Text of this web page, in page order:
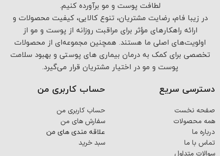
لطافت پوست و مو برآورده کنیم.
در زیبا فام، رضایت مشتریان، تنوع کالایی، کیفیت محصولات و
ارائه راهکارهای مؤثر برای مراقبت روزانه از پوست و مو از
اولویت‌های اصلی ما هستند. همچنین مجموعه‌ای از محصولات
تخصصی برای کمک به درمان بیماری های پوستی و بهبود سلامت
پوست و مو در اختیار مشتریان قرار می‌گیرد.
دسترسی سریع
صفحه نخست
همه محصولات
درباره ما
تماس با ما
سوالات متداول
حساب کاربری من
حساب کاربری من
سفارش های من
علاقه مندی های من
سبد خرید